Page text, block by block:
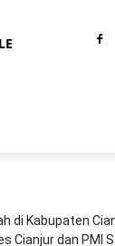
di Kabupaten
Cianjur dan PMI